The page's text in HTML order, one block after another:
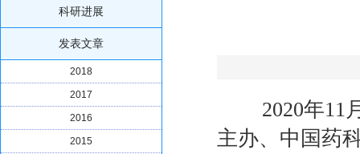
科研进展
发表文章
2018
2017
2016
2015
2020年11月
主办、中国药